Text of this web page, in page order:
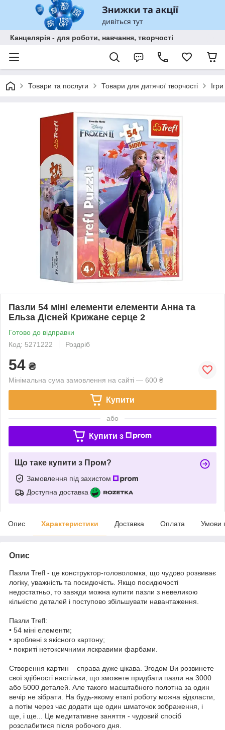
Канцелярія - для роботи, навчання, творчості
Товари та послуги Товари для дитячої творчості
Пазли 54 міні елементи елементи Анна та
Ельза Дісней Крижане серце 2
Готово до відправки
Код: 5271222
Роздріб
54 ₴
Мінімальна сума замовлення на сайті — 600 ₴
Купити
або
Купити з
Що таке купити з Пром?
Замовлення під захистом
Доступна доставка
Опис Характеристики Доставка Оплата Умови
Опис
Пазли Trefl - це конструктор-головоломка, що чудово розвиває
логіку, уважність та посидючість. Якщо посидючості
недостатньо, то завжди можна купити пазли з невеликою
кількістю деталей і поступово збільшувати навантаження.
Пазли Trefl:
• 54 міні елементи;
• зроблені з якісного картону;
• покриті нетоксичними яскравими фарбами.
Створення картин – справа дуже цікава. Згодом Ви розвинете
свої здібності настільки, що зможете придбати пазли на 3000
або 5000 деталей. Але такого масштабного полотна за один
вечір не зібрати. На будь-якому етапі роботу можна відкласти,
а потім через час додати ще один шматочок зображення, і
ще, і ще... Це медитативне заняття - чудовий спосіб
розслабитися після робочого дня.